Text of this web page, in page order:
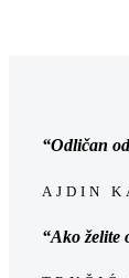
“Odličan
AJDIN
“Ako želite